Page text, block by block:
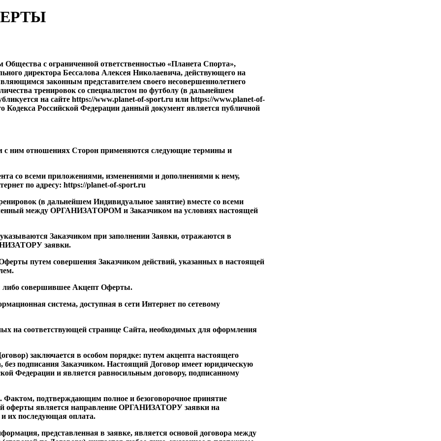
с ограниченной ответственностью «Планета Спорта»,
директора Бессалова Алексея Николаевича, действующего на
законным представителем своего несовершеннолетнего
тренировок со специалистом по футболу (в дальнейшем
на сайте https://www.planet-of-sport.ru или https://www.planet-of-
Кодекса Российской Федерации данный документ является публичной
ним отношениях Сторон применяются следующие термины и
со всеми приложениями, изменениями и дополнениями к нему,
по адресу: https://planet-of-sport.ru
(в дальнейшем Индивидуальное занятие) вместе со всеми
между ОРГАНИЗАТОРОМ и Заказчиком на условиях настоящей
Заказчиком при заполнении Заявки, отражаются в
заявки.
путем совершения Заказчиком действий, указанных в настоящей
либо совершившее Акцепт Оферты.
система, доступная в сети Интернет по сетевому
на соответствующей странице Сайта, необходимых для оформления
заключается в особом порядке: путем акцепта настоящего
подписания Заказчиком. Настоящий Договор имеет юридическую
Федерации и является равносильным договору, подписанному
подтверждающим полное и безоговорочное принятие
оферты является направление ОРГАНИЗАТОРУ заявки на
их последующая оплата.
представленная в заявке, является основой договора между